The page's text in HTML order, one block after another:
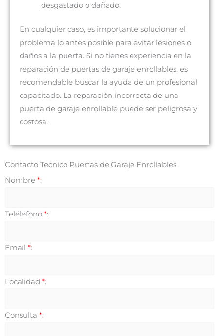
desgastado o dañado.
En cualquier caso, es importante solucionar el
problema lo antes posible para evitar lesiones o
daños a la puerta. Si no tienes experiencia en la
reparación de puertas de garaje enrollables, es
recomendable buscar la ayuda de un profesional
capacitado. La reparación incorrecta de una
puerta de garaje enrollable puede ser peligrosa y
costosa.
Contacto Tecnico Puertas de Garaje Enrollables
Nombre *:
Telélefono *:
Email *:
Localidad *:
Consulta *: